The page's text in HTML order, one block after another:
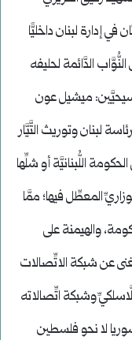
إدارة لبنان داخليًّا
الدَّائمة لحليفه
ميشيل عون
لبنان وتوريث التَّيَّار
اللُّبنانيَّة أو شلِّها
المعطِّل فيها؛ ممَّا
والهيمنة على
عن شبكة الاتِّصالات
وشبكة اتِّصالاته
لا نحو فلسطين